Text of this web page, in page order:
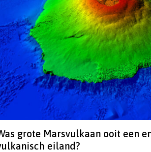
grote Marsvulkaan ooit een
eiland?